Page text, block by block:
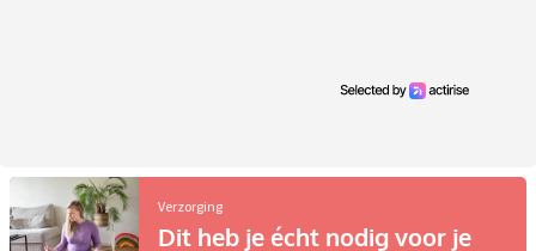
Verzorging
Dit heb je écht nodig voor je